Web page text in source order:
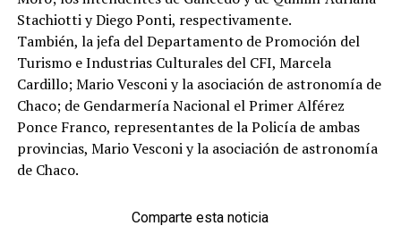
Stachiotti y Diego Ponti, respectivamente.
También, la jefa del Departamento de Promoción del
Turismo e Industrias Culturales del CFI, Marcela
Cardillo; Mario Vesconi y la asociación de astronomía de
Chaco; de Gendarmería Nacional el Primer Alférez
Ponce Franco, representantes de la Policía de ambas
provincias, Mario Vesconi y la asociación de astronomía
de Chaco.
Comparte esta noticia